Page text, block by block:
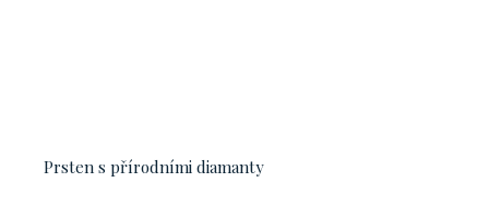
Prsten s přírodními diamanty